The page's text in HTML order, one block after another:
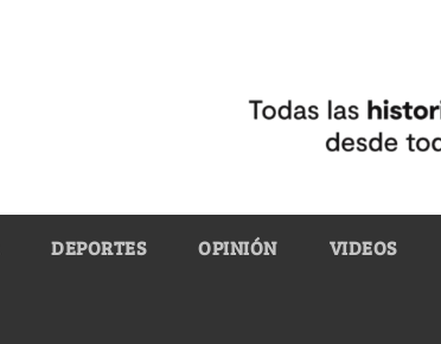
DEPORTES OPINIÓN VIDEOS